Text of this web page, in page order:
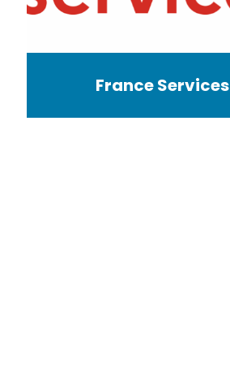
France Services